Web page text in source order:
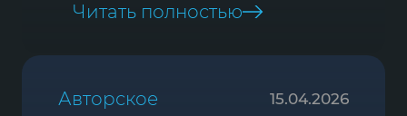
Читать полностью
Авторское 15.04.2026